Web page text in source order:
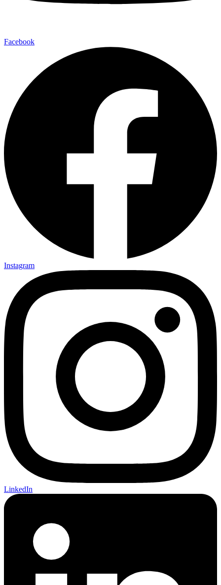
Facebook
Instagram
LinkedIn